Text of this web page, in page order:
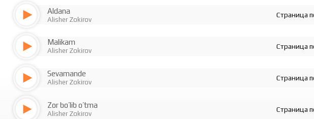
Aldana
Alisher Zokirov
Страница
Malikam
Alisher Zokirov
Страница
Sevamande
Alisher Zokirov
Страница
Zor bo’lib o’tma
Alisher Zokirov
Страница